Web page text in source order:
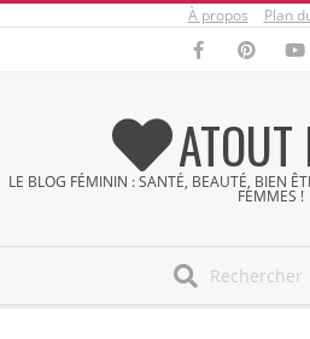
À propos Plan
LE BLOG FÉMININ : SANTÉ, BEAUTÉ, BIEN
FEMMES !